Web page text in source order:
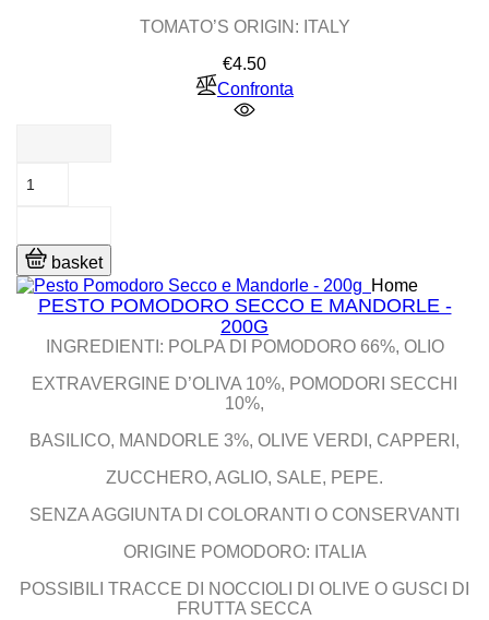
TOMATO’S ORIGIN: ITALY
€4.50Price
Confronta
basket
Home
PESTO POMODORO SECCO E MANDORLE -
200G
INGREDIENTI: POLPA DI POMODORO 66%, OLIO
EXTRAVERGINE D’OLIVA 10%, POMODORI SECCHI
10%,
BASILICO, MANDORLE 3%, OLIVE VERDI, CAPPERI,
ZUCCHERO, AGLIO, SALE, PEPE.
SENZA AGGIUNTA DI COLORANTI O CONSERVANTI
ORIGINE POMODORO: ITALIA
POSSIBILI TRACCE DI NOCCIOLI DI OLIVE O GUSCI DI
FRUTTA SECCA